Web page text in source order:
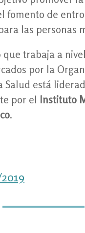
fomento de
las personas
que trabaja a
por la
Salud está
por el
Instituto
.